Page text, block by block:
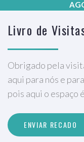
Livro de
Obrigado pela
aqui para nós e
pois aqui o espaço
ENVIAR RECADO